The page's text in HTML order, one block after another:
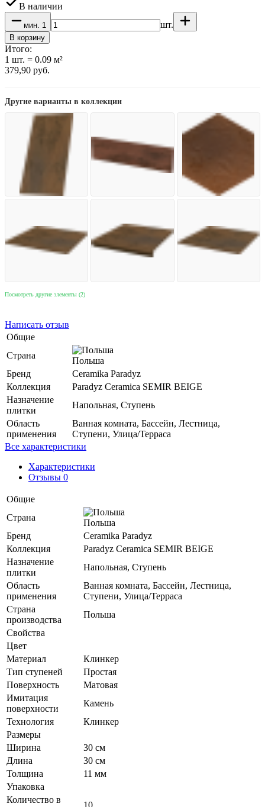
В наличии
мин. 1 шт.
В корзину
Итого:
1 шт. = 0.09 м²
379,90 руб.
Другие варианты в коллекции
Посмотреть другие элементы (2)
Написать отзыв
Общие
Страна
Польша
Бренд
Ceramika Paradyz
Коллекция
Paradyz Ceramica SEMIR BEIGE
Назначение
плитки
Напольная, Ступень
Область
применения
Ванная комната, Бассейн, Лестница,
Ступени, Улица/Терраса
Все характеристики
Характеристики
Отзывы 0
Общие
Страна
Польша
Бренд
Ceramika Paradyz
Коллекция
Paradyz Ceramica SEMIR BEIGE
Назначение
плитки
Напольная, Ступень
Область
применения
Ванная комната, Бассейн, Лестница,
Ступени, Улица/Терраса
Страна
производства
Польша
Свойства
Цвет
Материал
Клинкер
Тип ступеней
Простая
Поверхность
Матовая
Имитация
поверхности
Камень
Технология
Клинкер
Размеры
Ширина
30 см
Длина
30 см
Толщина
11 мм
Упаковка
Количество в
10